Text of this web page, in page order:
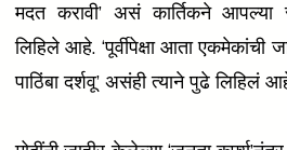
मदत करावी’ असं कार्तिकने आपल्या
लिहिले आहे. ‘पूर्वीपेक्षा आता
पाठिंबा दर्शवू’ असंही त्याने पुढे लिहिलं